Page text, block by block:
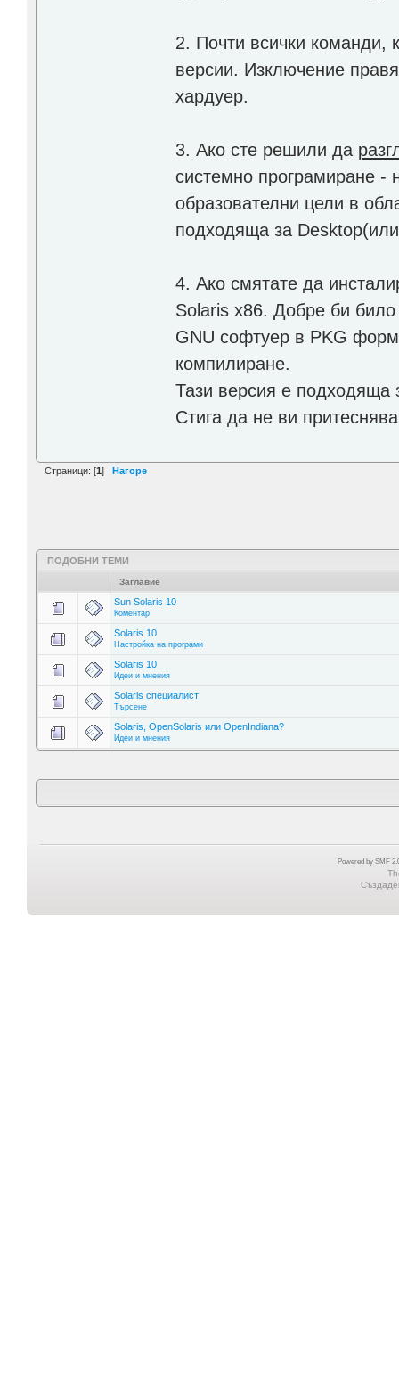
2. Почти всички команди,
версии. Изключение
хардуер.
3. Ако сте решили да
системно програмиране -
образователни цели в
подходяща за
4. Ако смятате да
Solaris x86. Добре би
GNU софтуер в PKG
компилиране.
Тази версия е подходяща
Стига да не ви
Страници: [1] Нагоре
ПОДОБНИ ТЕМИ
Заглавие
Sun Solaris 10
Коментар
Solaris 10
Настройка на програми
Solaris 10
Идеи и мнения
Solaris специалист
Търсене
Solaris, OpenSolaris или OpenIndiana?
Идеи и мнения
Powered by SMF